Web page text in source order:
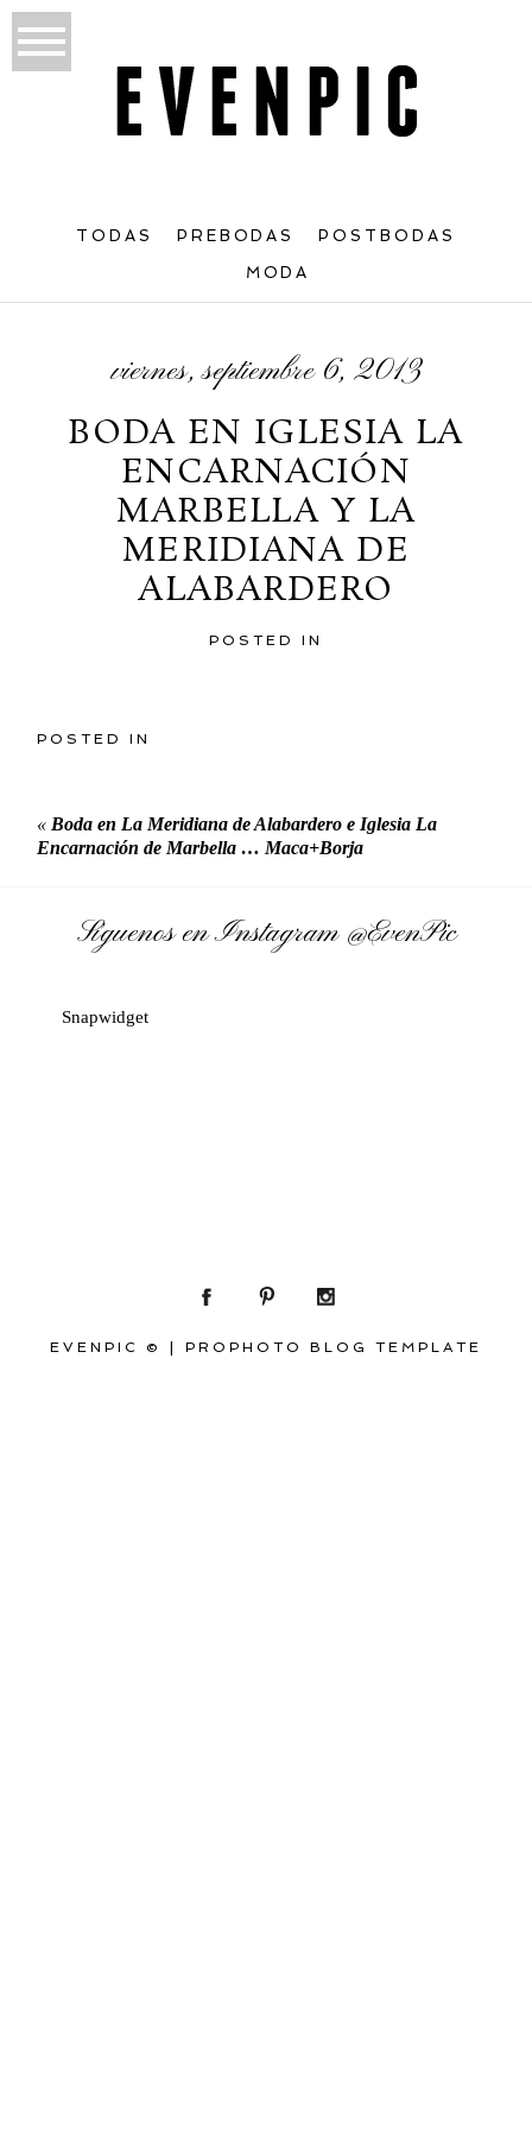
TODAS PREBODAS POSTBODAS
MODA
viernes, septiembre 6, 2013
BODA EN IGLESIA LA
ENCARNACIÓN
MARBELLA Y LA
MERIDIANA DE
ALABARDERO
POSTED IN
POSTED IN
« Boda en La Meridiana de Alabardero e Iglesia La
Encarnación de Marbella … Maca+Borja
Síguenos en Instagram@EvenPic
Snapwidget
EVENPIC © PROPHOTO BLOG TEMPLATE